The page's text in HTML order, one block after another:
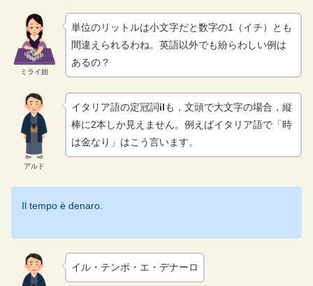
ミライ姐
単位のリットルは小文字だと数字の1（イチ）とも
間違えられるわね。英語以外でも紛らわしい例は
あるの？
アルド
イタリア語の定冠詞ilも，文頭で大文字の場合，縦
棒に2本しか見えません。例えばイタリア語で「時
は金なり」はこう言います。
Il tempo è denaro.
イル・テンポ・エ・デナーロ